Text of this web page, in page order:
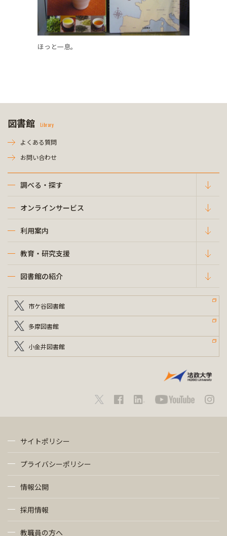
ほっと一息。
図書館 Library
よくある質問
お問い合わせ
調べる・探す
オンラインサービス
利用案内
教育・研究支援
図書館の紹介
市ケ谷図書館
多摩図書館
小金井図書館
サイトポリシー
プライバシーポリシー
情報公開
採用情報
教職員の方へ